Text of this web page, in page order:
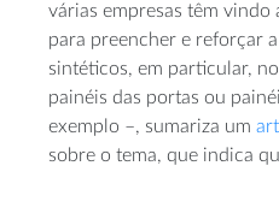
várias empresas têm vindo
para preencher e reforçar
sintéticos, em particular,
painéis das portas ou
exemplo –, sumariza um
sobre o tema, que indica